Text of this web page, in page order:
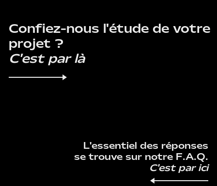
L'essentiel des réponses
se trouve sur notre F.A.Q.
C'est par ici
Confiez-nous l'étude de votre
projet ?
C'est par là